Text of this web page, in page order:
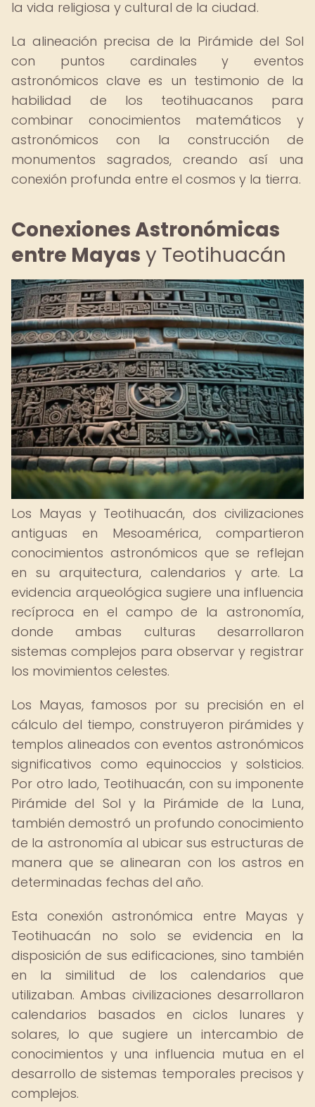
la vida religiosa y cultural de la ciudad.
La alineación precisa de la Pirámide del Sol
con puntos cardinales y eventos
astronómicos clave es un testimonio de la
habilidad de los teotihuacanos para
combinar conocimientos matemáticos y
astronómicos con la construcción de
monumentos sagrados, creando así una
conexión profunda entre el cosmos y la tierra.
Conexiones Astronómicas
entre Mayas y Teotihuacán
Los Mayas y Teotihuacán, dos civilizaciones
antiguas en Mesoamérica, compartieron
conocimientos astronómicos que se reflejan
en su arquitectura, calendarios y arte. La
evidencia arqueológica sugiere una influencia
recíproca en el campo de la astronomía,
donde ambas culturas desarrollaron
sistemas complejos para observar y registrar
los movimientos celestes.
Los Mayas, famosos por su precisión en el
cálculo del tiempo, construyeron pirámides y
templos alineados con eventos astronómicos
significativos como equinoccios y solsticios.
Por otro lado, Teotihuacán, con su imponente
Pirámide del Sol y la Pirámide de la Luna,
también demostró un profundo conocimiento
de la astronomía al ubicar sus estructuras de
manera que se alinearan con los astros en
determinadas fechas del año.
Esta conexión astronómica entre Mayas y
Teotihuacán no solo se evidencia en la
disposición de sus edificaciones, sino también
en la similitud de los calendarios que
utilizaban. Ambas civilizaciones desarrollaron
calendarios basados en ciclos lunares y
solares, lo que sugiere un intercambio de
conocimientos y una influencia mutua en el
desarrollo de sistemas temporales precisos y
complejos.